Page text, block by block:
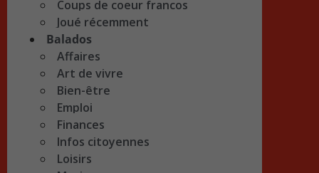
Coups de coeur francos
Joué récemment
Balados
Affaires
Art de vivre
Bien-être
Emploi
Finances
Infos citoyennes
Loisirs